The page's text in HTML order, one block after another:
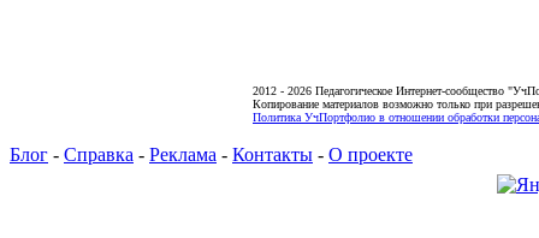
2012 - 2026 Педагогическое Интернет-сообщество
Копирование материалов возможно только при
Политика УчПортфолио в отношении обработки
Блог - Справка - Реклама - Контакты - О проекте